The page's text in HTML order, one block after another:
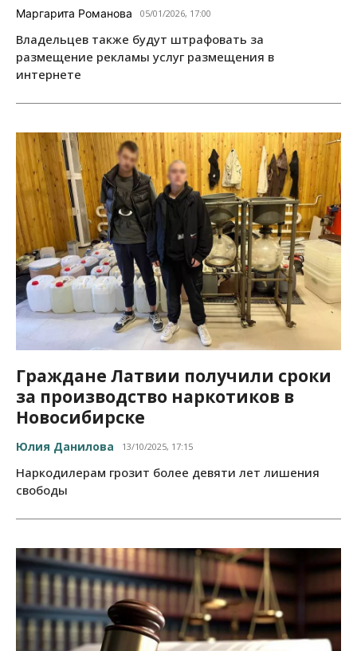
Маргарита Романова 05/01/2026, 17:00
Владельцев также будут штрафовать за
размещение рекламы услуг размещения в
интернете
Граждане Латвии получили сроки
за производство наркотиков в
Новосибирске
Юлия Данилова 13/10/2025, 17:15
Наркодилерам грозит более девяти лет лишения
свободы